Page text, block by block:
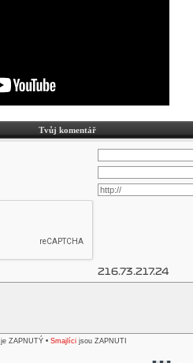
Tvůj komentář
216.73.217.24
je ZAPNUTÝ • Smajlíci jsou ZAPNUTI